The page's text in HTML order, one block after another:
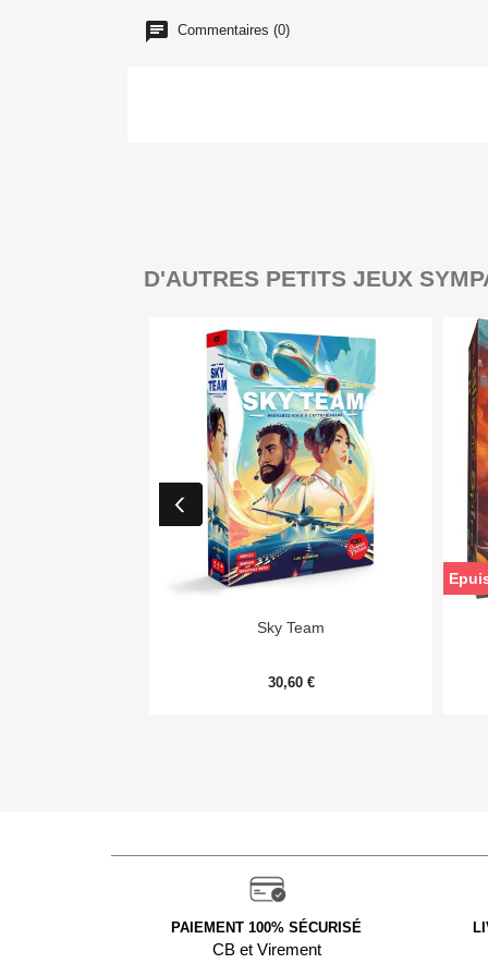
Commentaires (0)
D'AUTRES PETITS JEUX
Aperçu rapide
Sky Team
30,60 €
PAIEMENT 100% SÉCURISÉ
CB et Virement